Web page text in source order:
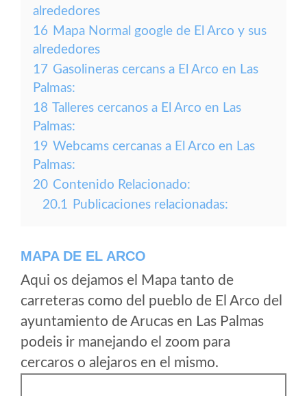
alrededores
16 Mapa Normal google de El Arco y sus
alrededores
17 Gasolineras cercans a El Arco en Las
Palmas:
18 Talleres cercanos a El Arco en Las
Palmas:
19 Webcams cercanas a El Arco en Las
Palmas:
20 Contenido Relacionado:
20.1 Publicaciones relacionadas:
MAPA DE EL ARCO
Aqui os dejamos el Mapa tanto de
carreteras como del pueblo de El Arco del
ayuntamiento de Arucas en Las Palmas
podeis ir manejando el zoom para
cercaros o alejaros en el mismo.